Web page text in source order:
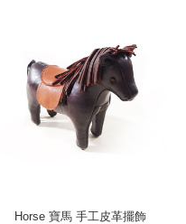
Horse 寶馬 手工皮革擺飾